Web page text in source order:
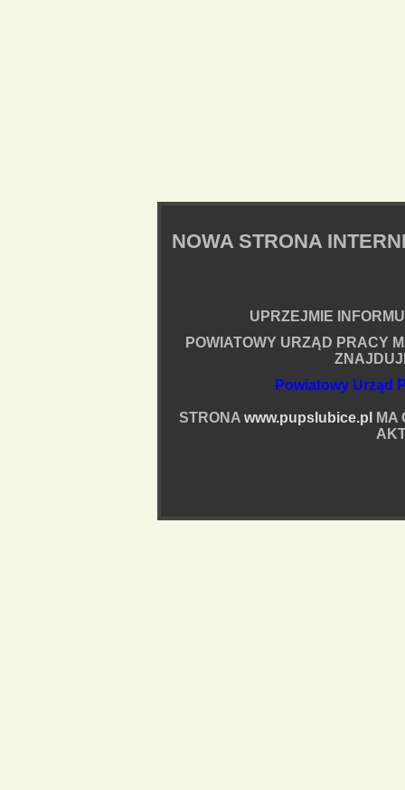
NOWA STRONA
UPRZEJMIE
POWIATOWY URZĄD PRACY
Powiatowy Urząd
STRONA www.pupslubice.pl
MA